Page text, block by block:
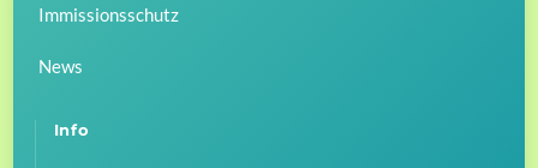
Immissionsschutz
News
Info